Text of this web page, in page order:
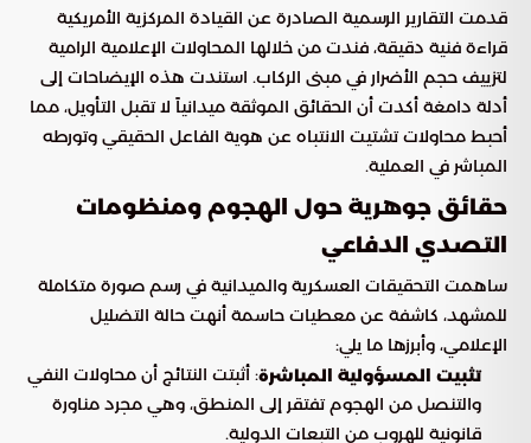
قدمت التقارير الرسمية الصادرة عن القيادة المركزية الأمريكية
قراءة فنية دقيقة، فندت من خلالها المحاولات الإعلامية الرامية
لتزييف حجم الأضرار في مبنى الركاب. استندت هذه الإيضاحات إلى
أدلة دامغة أكدت أن الحقائق الموثقة ميدانياً لا تقبل التأويل، مما
أحبط محاولات تشتيت الانتباه عن هوية الفاعل الحقيقي وتورطه
المباشر في العملية.
حقائق جوهرية حول الهجوم ومنظومات
التصدي الدفاعي
ساهمت التحقيقات العسكرية والميدانية في رسم صورة متكاملة
للمشهد، كاشفة عن معطيات حاسمة أنهت حالة التضليل
الإعلامي، وأبرزها ما يلي:
تثبيت المسؤولية المباشرة: أثبتت النتائج أن محاولات النفي
والتنصل من الهجوم تفتقر إلى المنطق، وهي مجرد مناورة
قانونية للهروب من التبعات الدولية.